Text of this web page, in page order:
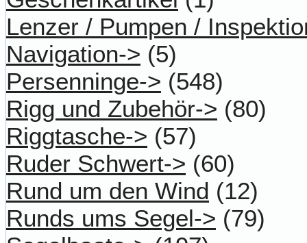
Lenzer / Pumpen /
Navigation-> (5)
Persenninge-> (548)
Rigg und Zubehör-> (80)
Riggtasche-> (57)
Ruder Schwert-> (60)
Rund um den Wind (12)
Runds ums Segel-> (79)